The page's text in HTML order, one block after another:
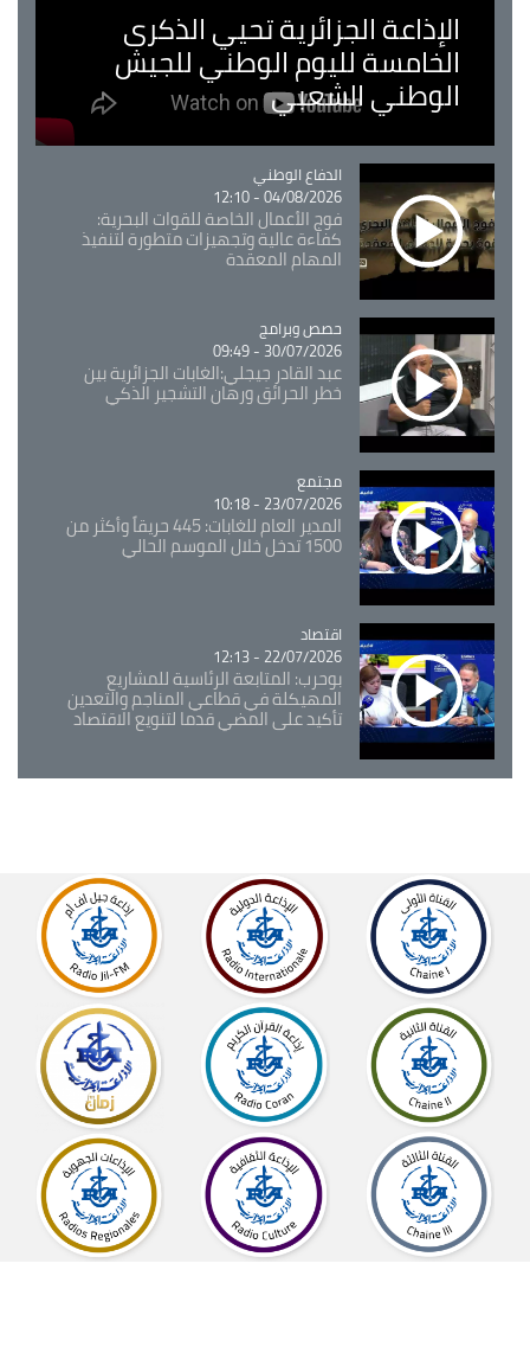
الإذاعة الجزائرية تحيي الذكرى
الخامسة لليوم الوطني للجيش
الوطني الشعبي
Catégorie
الدفاع الوطني
04/08/2026 - 12:10
فوج الأعمال الخاصة للقوات البحرية:
كفاءة عالية وتجهيزات متطورة لتنفيذ
المهام المعقدة
Catégorie
حصص وبرامج
30/07/2026 - 09:49
عبد القادر جيجلي:الغابات الجزائرية بين
خطر الحرائق ورهان التشجير الذكي
Catégorie
مجتمع
23/07/2026 - 10:18
المدير العام للغابات: 445 حريقاً وأكثر من
1500 تدخل خلال الموسم الحالي
Catégorie
اقتصاد
22/07/2026 - 12:13
بوحرب: المتابعة الرئاسية للمشاريع
المهيكلة في قطاعي المناجم والتعدين
تأكيد على المضي قدما لتنويع الاقتصاد